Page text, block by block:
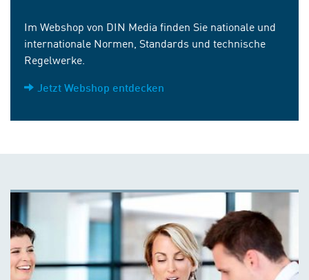
Im Webshop von DIN Media finden Sie nationale und
internationale Normen, Standards und technische
Regelwerke.
Jetzt Webshop entdecken